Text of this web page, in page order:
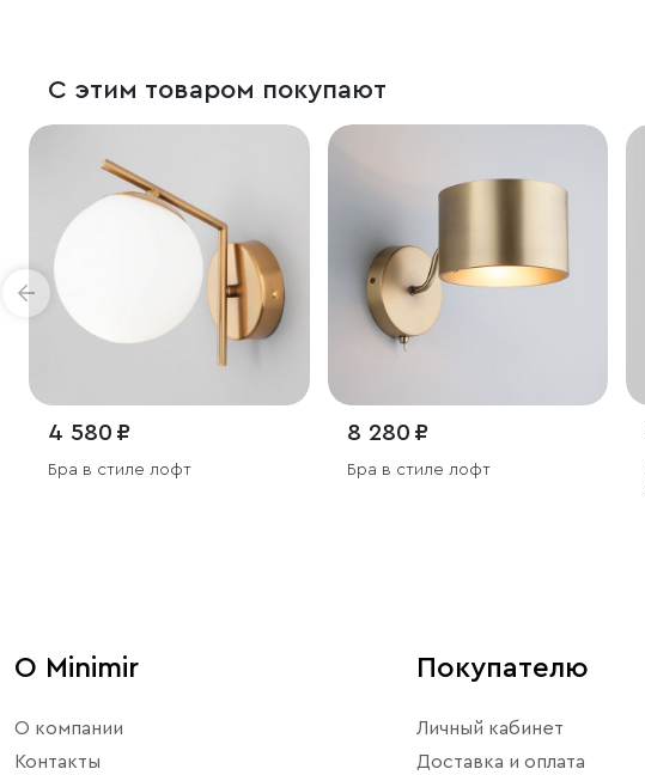
С этим товаром покупают
4 580 ₽
Бра в стиле лофт
8 280 ₽
Бра в стиле лофт
О Minimir
О компании
Контакты
Покупателю
Личный кабинет
Доставка и оплата